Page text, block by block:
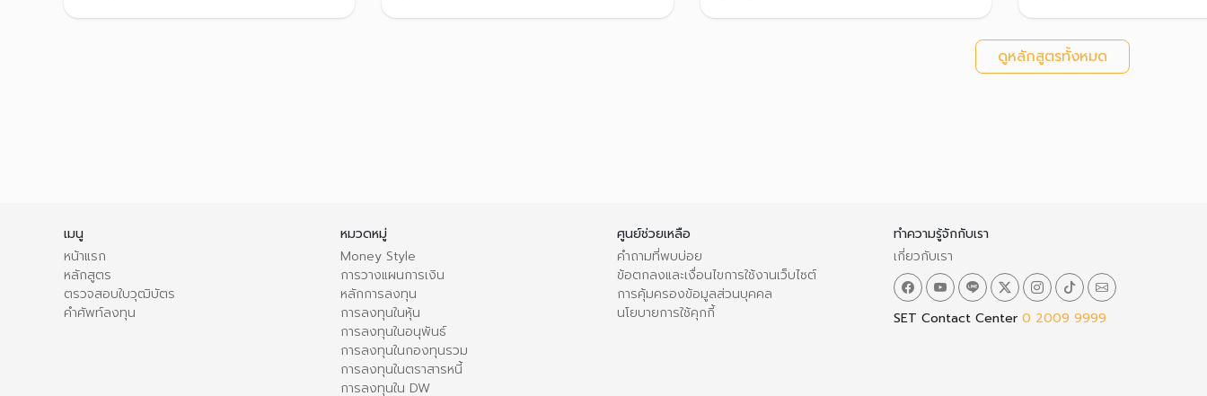
ดูหลักสูตรทั้งหมด
เมนู
หน้าแรก
หลักสูตร
ตรวจสอบใบวุฒิบัตร
คำศัพท์ลงทุน
หมวดหมู่
Money Style
การวางแผนการเงิน
หลักการลงทุน
การลงทุนในหุ้น
การลงทุนในอนุพันธ์
การลงทุนในกองทุนรวม
การลงทุนในตราสารหนี้
การลงทุนใน DW
ศูนย์ช่วยเหลือ
คำถามที่พบบ่อย
ข้อตกลงและเงื่อนไขการใช้งานเว็บไซต์
การคุ้มครองข้อมูลส่วนบุคคล
นโยบายการใช้คุกกี้
ทำความรู้จักกับเรา
เกี่ยวกับเรา
SET Contact Center 0 2009 9999